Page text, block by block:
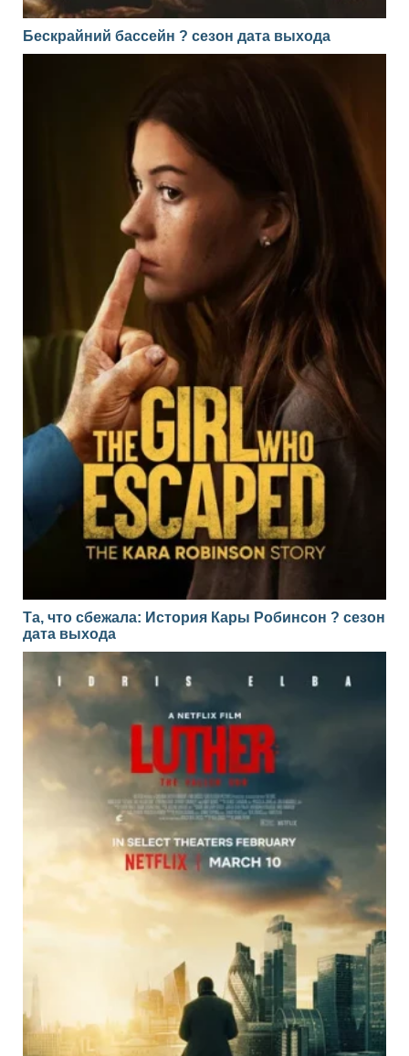
Бескрайний бассейн ? сезон дата выхода
Та, что сбежала: История Кары Робинсон ? сезон
дата выхода